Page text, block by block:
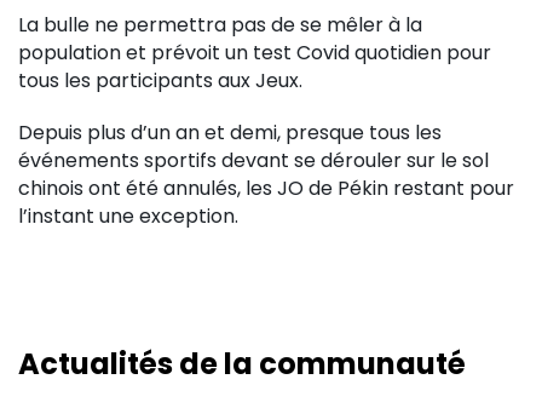
La bulle ne permettra pas de se mêler à la
population et prévoit un test Covid quotidien pour
tous les participants aux Jeux.
Depuis plus d’un an et demi, presque tous les
événements sportifs devant se dérouler sur le sol
chinois ont été annulés, les JO de Pékin restant pour
l’instant une exception.
Actualités de la communauté